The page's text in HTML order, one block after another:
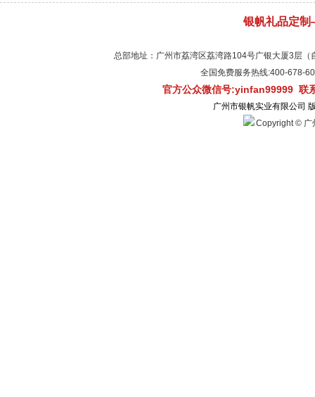
银帆礼品定
总部地址：广州市荔湾区荔湾路104号广银大厦3层
全国免费服务热线:400-
官方公众微信号:yinfan99999 联
广州市银帆实业有限公司
Copyright © 广